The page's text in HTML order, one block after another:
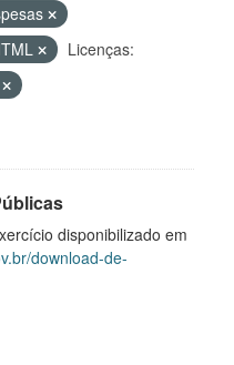
Licenças:
disponibilizado em
download-de-